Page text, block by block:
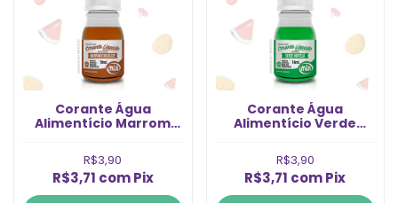
Corante Água
Alimentício Marrom
R$3,90
R$3,71 com Pix
Corante Água
Alimentício Verde
R$3,90
R$3,71 comPix